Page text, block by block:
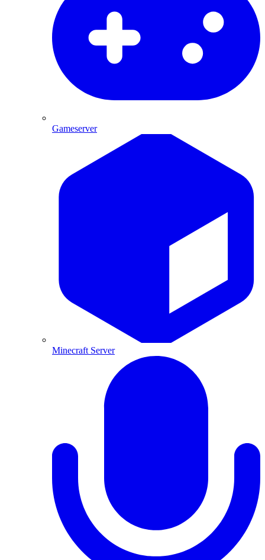
Gameserver
Minecraft Server